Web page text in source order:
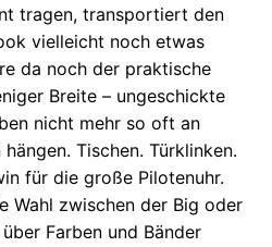
tragen, transportiert den
vielleicht noch etwas
da noch der praktische
Breite – ungeschickte
nicht mehr so oft an
Tischen. Türklinken.
für die große Pilotenuhr.
Wahl zwischen der Big oder
Farben und Bänder